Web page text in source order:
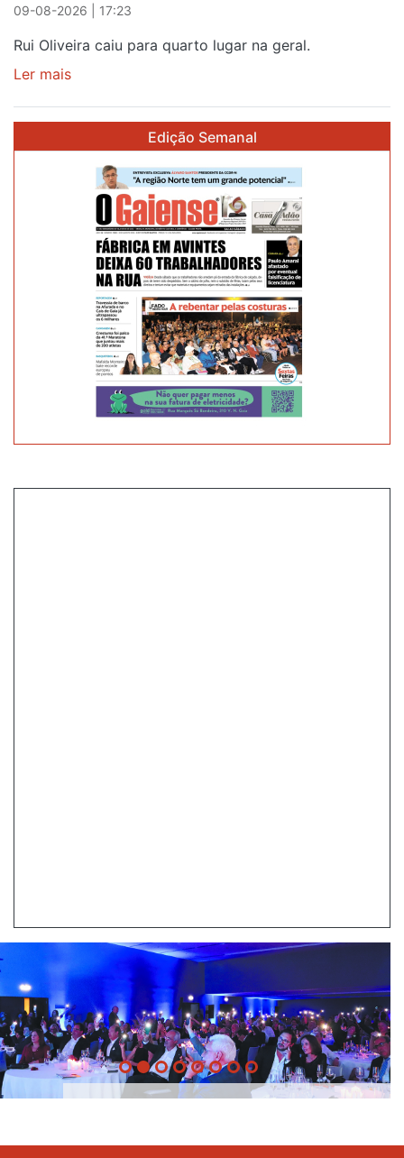
09-08-2026 | 17:23
Rui Oliveira caiu para quarto lugar na geral.
Ler mais
Amarela,
mas
ganha
prémio
combatividade
Serra
Estrela
Edição Semanal